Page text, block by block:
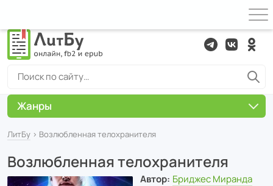
ЛитБу › Возлюбленная телохранителя
Возлюбленная телохранителя
Автор: Бриджес Миранда
Жанры